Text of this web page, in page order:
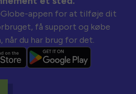
appen for at tilføje dit
få support og købe
når du har brug for det.